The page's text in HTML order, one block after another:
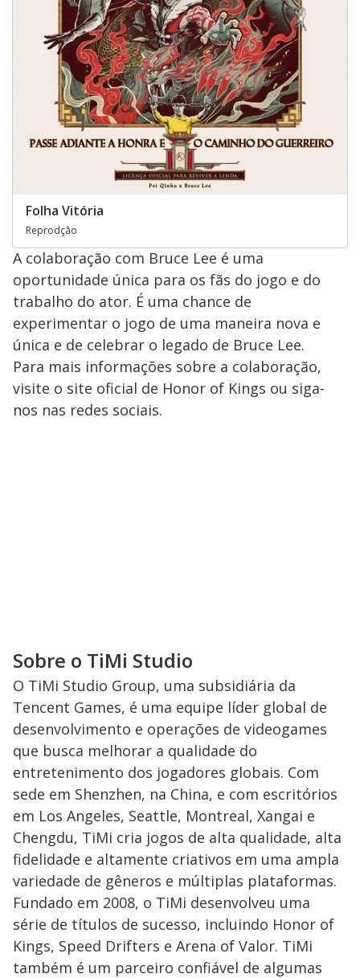
Folha Vitória
Reprodção
A colaboração com Bruce Lee é uma
oportunidade única para os fãs do jogo e do
trabalho do ator. É uma chance de
experimentar o jogo de uma maneira nova e
única e de celebrar o legado de Bruce Lee.
Para mais informações sobre a colaboração,
visite o site oficial de Honor of Kings ou siga-
nos nas redes sociais.
Sobre o TiMi Studio
O TiMi Studio Group, uma subsidiária da
Tencent Games, é uma equipe líder global de
desenvolvimento e operações de videogames
que busca melhorar a qualidade do
entretenimento dos jogadores globais. Com
sede em Shenzhen, na China, e com escritórios
em Los Angeles, Seattle, Montreal, Xangai e
Chengdu, TiMi cria jogos de alta qualidade, alta
fidelidade e altamente criativos em uma ampla
variedade de gêneros e múltiplas plataformas.
Fundado em 2008, o TiMi desenvolveu uma
série de títulos de sucesso, incluindo Honor of
Kings, Speed Drifters e Arena of Valor. TiMi
também é um parceiro confiável de algumas